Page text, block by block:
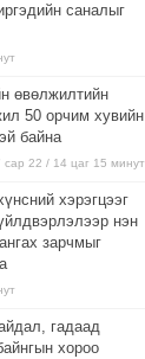
саналыг
өвөлжилтийн
50 орчим хувийн
байна
22 / 14 цаг 15 минут
хэрэгцээг
нэн
зарчмыг
гадаад
хороо